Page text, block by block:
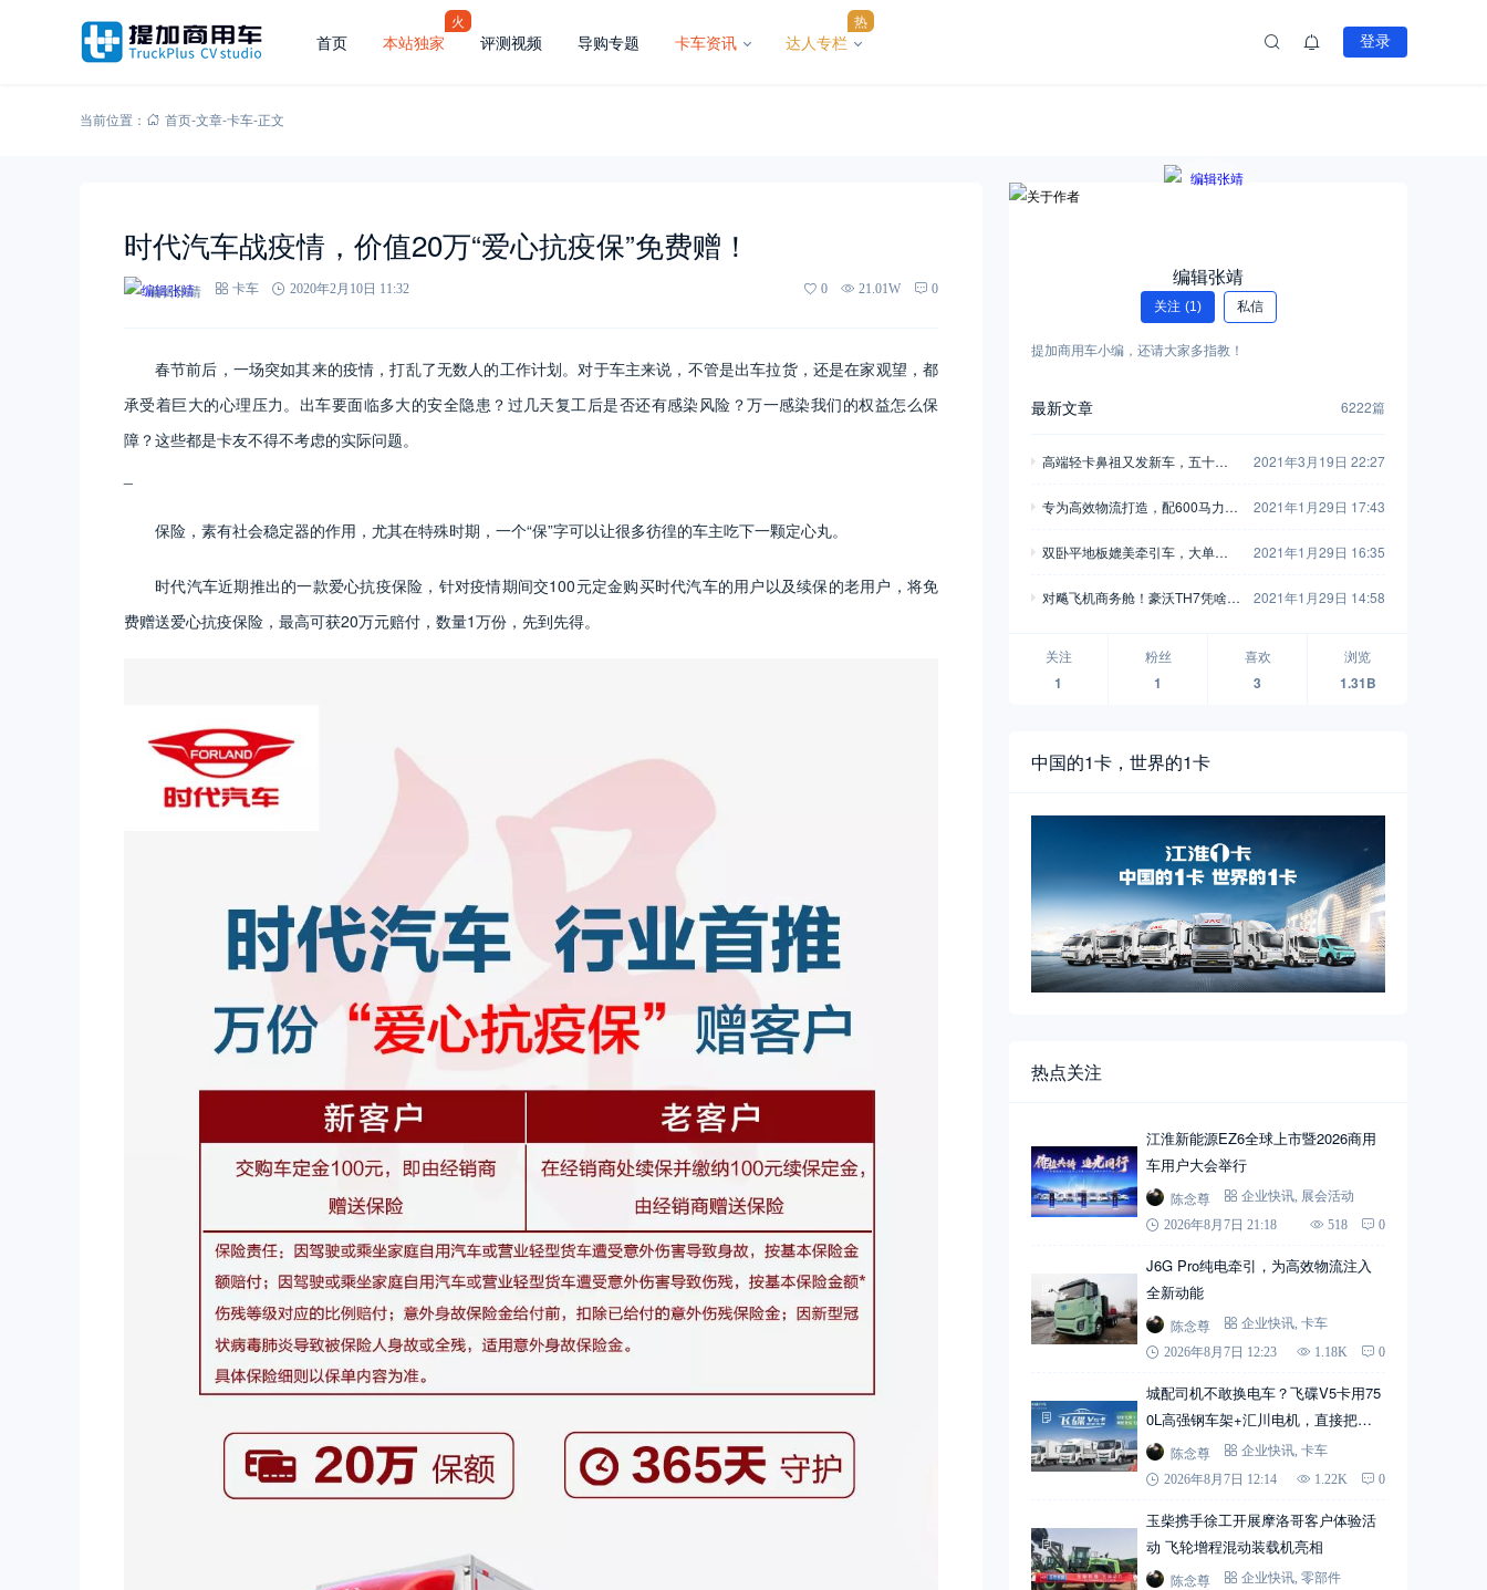
首页 本站独家
火
评测视频 导购专题 卡车资讯 达人专栏
热
登录
当前位置： 首页-文章-卡车-正文
时代汽车战疫情，价值20万“爱心抗疫保”免费赠！
编辑张靖 卡车 2020年2月10日 11:32 0 21.01W 0
春节前后，一场突如其来的疫情，打乱了无数人的工作计划。对于车主来说，不管是出车拉货，还是在家观望，都
承受着巨大的心理压力。出车要面临多大的安全隐患？过几天复工后是否还有感染风险？万一感染我们的权益怎么保
障？这些都是卡友不得不考虑的实际问题。
保险，素有社会稳定器的作用，尤其在特殊时期，一个“保”字可以让很多彷徨的车主吃下一颗定心丸。
时代汽车近期推出的一款爱心抗疫保险，针对疫情期间交100元定金购买时代汽车的用户以及续保的老用户，将免
费赠送爱心抗疫保险，最高可获20万元赔付，数量1万份，先到先得。
编辑张靖
关注 (1) 私信
提加商用车小编，还请大家多指教！
最新文章 6222篇
高端轻卡鼻祖又发新车，五十铃
别错过
2021年3月19日 22:27
专为高效物流打造，配600马力玉
版牵引车
2021年1月29日 17:43
双卧平地板媲美牵引车，大单桥7
2021年1月29日 16:35
对飚飞机商务舱！豪沃TH7凭啥开
2021年1月29日 14:58
关注
1
粉丝
1
喜欢
3
浏览
1.31B
中国的1卡，世界的1卡
热点关注
江淮新能源EZ6全球上市暨2026商用
车用户大会举行
陈念尊 企业快讯
展会活动
2026年8月7日 21:18
518 0
J6G Pro纯电牵引，为高效物流注入
全新动能
陈念尊 企业快讯 卡车
2026年8月7日 12:23
1.18K 0
城配司机不敢换电车？飞碟V5卡用75
0L高强钢车架+汇川电机，直接把信
心拉满陈念尊 企业快讯 卡车
2026年8月7日 12:14
1.22K 0
玉柴携手徐工开展摩洛哥客户体验活
动 飞轮增程混动装载机亮相
陈念尊 企业快讯 零部件